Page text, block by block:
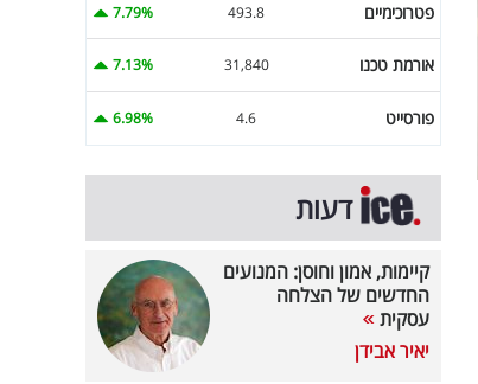
פטרוכימיים 493.8
7.79%
אורמת טכנו 31,840
7.13%
פורסייט 4.6
6.98%
דעות
קיימות, אמון וחוסן: המנועים
החדשים של הצלחה
עסקית
יאיר אבידן